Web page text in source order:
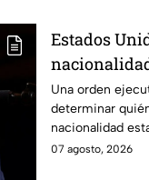
Estados
del CJNG
Una orden
determinar
nacionalidad
07 agosto, 2026